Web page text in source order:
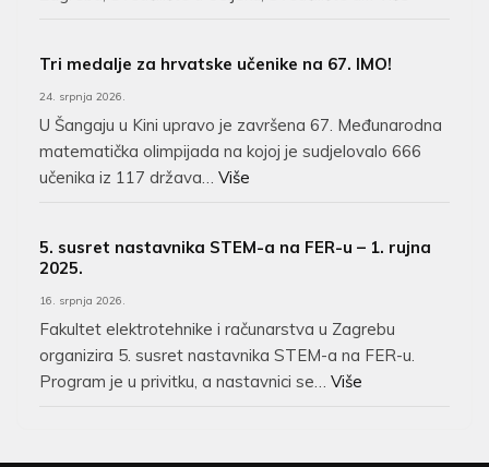
Tri medalje za hrvatske učenike na 67. IMO!
24. srpnja 2026.
U Šangaju u Kini upravo je završena 67. Međunarodna
matematička olimpijada na kojoj je sudjelovalo 666
učenika iz 117 država… Više
5. susret nastavnika STEM-a na FER-u – 1. rujna
2025.
16. srpnja 2026.
Fakultet elektrotehnike i računarstva u Zagrebu
organizira 5. susret nastavnika STEM-a na FER-u.
Program je u privitku, a nastavnici se… Više